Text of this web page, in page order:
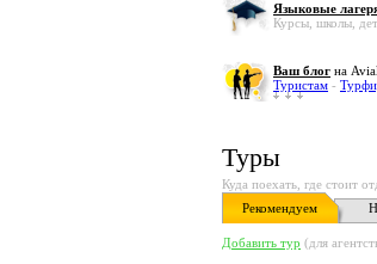
Языковые
Курсы, школы,
Ваш блог на
Туристам -
Туры
Куда поехать, где стоит
Рекомендуем
Добавить тур (для